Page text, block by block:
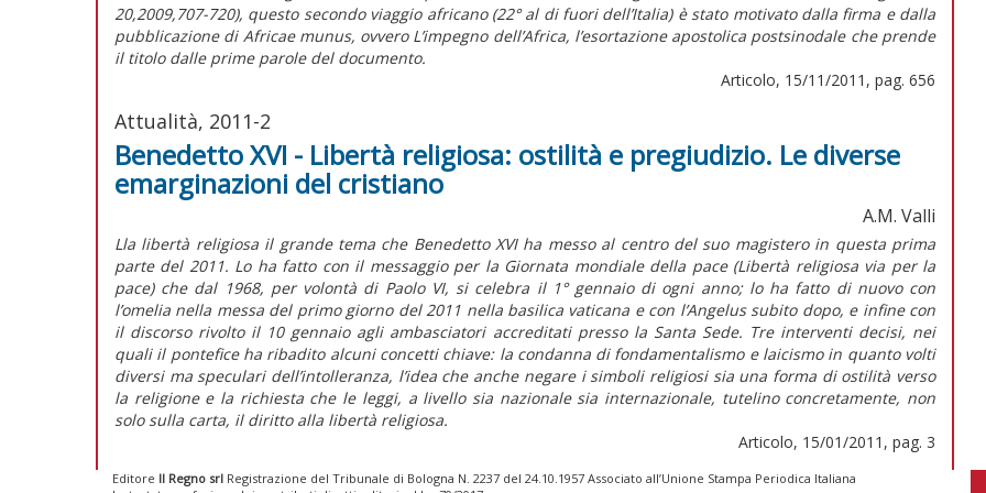
20,2009,707-720), questo secondo viaggio africano (22° al di fuori dell’Italia) è stato motivato dalla firma e dalla
pubblicazione di Africae munus, ovvero L’impegno dell’Africa, l’esortazione apostolica postsinodale che prende
il titolo dalle prime parole del documento.
Articolo, 15/11/2011, pag. 656
Attualità, 2011-2
Benedetto XVI - Libertà religiosa: ostilità e pregiudizio. Le diverse
emarginazioni del cristiano
A.M. Valli
Lla libertà religiosa il grande tema che Benedetto XVI ha messo al centro del suo magistero in questa prima
parte del 2011. Lo ha fatto con il messaggio per la Giornata mondiale della pace (Libertà religiosa via per la
pace) che dal 1968, per volontà di Paolo VI, si celebra il 1° gennaio di ogni anno; lo ha fatto di nuovo con
l’omelia nella messa del primo giorno del 2011 nella basilica vaticana e con l’Angelus subito dopo, e infine con
il discorso rivolto il 10 gennaio agli ambasciatori accreditati presso la Santa Sede. Tre interventi decisi, nei
quali il pontefice ha ribadito alcuni concetti chiave: la condanna di fondamentalismo e laicismo in quanto volti
diversi ma speculari dell’intolleranza, l’idea che anche negare i simboli religiosi sia una forma di ostilità verso
la religione e la richiesta che le leggi, a livello sia nazionale sia internazionale, tutelino concretamente, non
solo sulla carta, il diritto alla libertà religiosa.
Articolo, 15/01/2011, pag. 3
Editore Il Regno srl Registrazione del Tribunale di Bologna N. 2237 del 24.10.1957 Associato all’Unione Stampa Periodica Italiana